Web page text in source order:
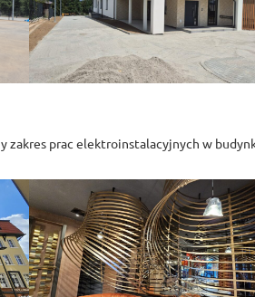
zakres prac elektroinstalacyjnych w